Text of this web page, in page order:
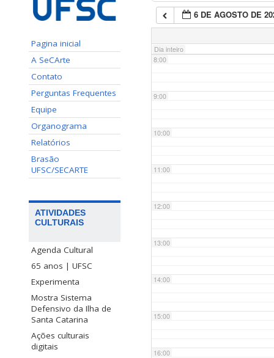
Pagina inicial
A SeCArte
Contato
Perguntas Frequentes
Equipe
Organograma
Relatórios
Brasão
UFSC/SECARTE
ATIVIDADES
CULTURAIS
Agenda Cultural
65 anos | UFSC
Experimenta
Mostra Sistema
Defensivo da Ilha de
Santa Catarina
Ações culturais
digitais
6 DE AGOSTO DE
Dia inteiro
7:00
8:00
9:00
10:00
11:00
12:00
13:00
14:00
15:00
16:00